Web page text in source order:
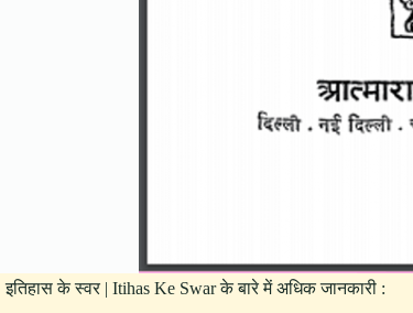
इतिहास के स्वर | Itihas Ke Swar के बारे में अधिक जानकारी :